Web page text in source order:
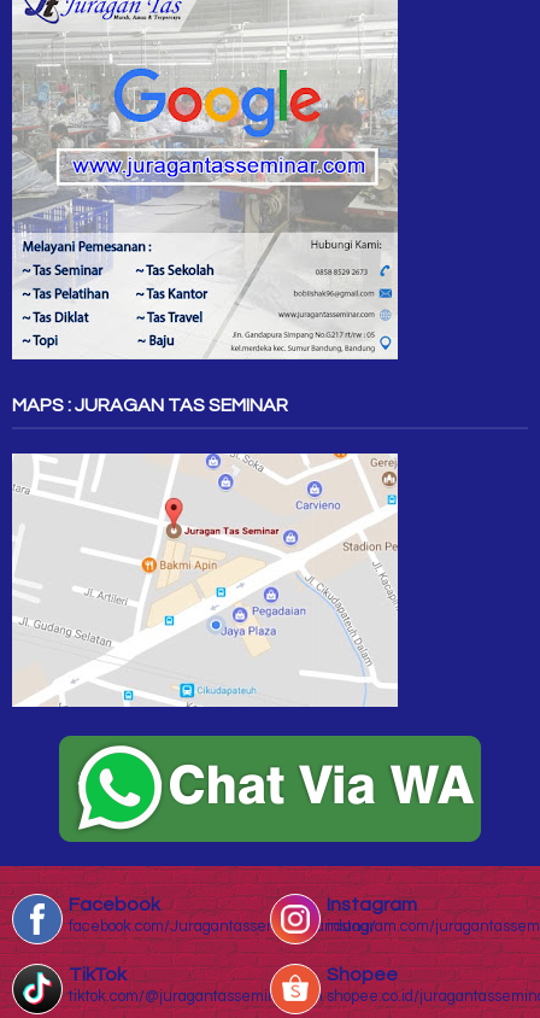
MAPS : JURAGAN TAS SEMINAR
Facebook
facebook.com/Juragantasseminarbandung/
Instagram
instagram.com/
TikTok
tiktok.com/@juragantasseminar.com
Shopee
shopee.co.id/